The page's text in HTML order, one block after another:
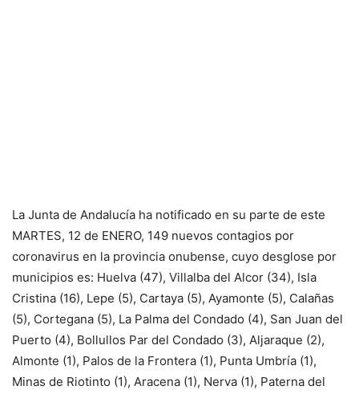
La Junta de Andalucía ha notificado en su parte de este
MARTES, 12 de ENERO, 149 nuevos contagios por
coronavirus en la provincia onubense, cuyo desglose por
municipios es: Huelva (47), Villalba del Alcor (34), Isla
Cristina (16), Lepe (5), Cartaya (5), Ayamonte (5), Calañas
(5), Cortegana (5), La Palma del Condado (4), San Juan del
Puerto (4), Bollullos Par del Condado (3), Aljaraque (2),
Almonte (1), Palos de la Frontera (1), Punta Umbría (1),
Minas de Riotinto (1), Aracena (1), Nerva (1), Paterna del